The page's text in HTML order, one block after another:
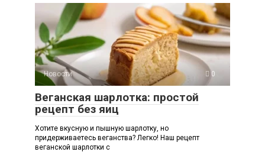
Новости 0
Веганская шарлотка: простой
рецепт без яиц
Хотите вкусную и пышную шарлотку, но
придерживаетесь веганства? Легко! Наш рецепт
веганской шарлотки с